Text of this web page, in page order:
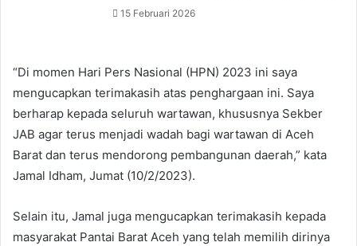
15 Februari 2026
“Di momen Hari Pers Nasional (HPN) 2023 ini saya
mengucapkan terimakasih atas penghargaan ini. Saya
berharap kepada seluruh wartawan, khususnya Sekber
JAB agar terus menjadi wadah bagi wartawan di Aceh
Barat dan terus mendorong pembangunan daerah,” kata
Jamal Idham, Jumat (10/2/2023).
Selain itu, Jamal juga mengucapkan terimakasih kepada
masyarakat Pantai Barat Aceh yang telah memilih dirinya